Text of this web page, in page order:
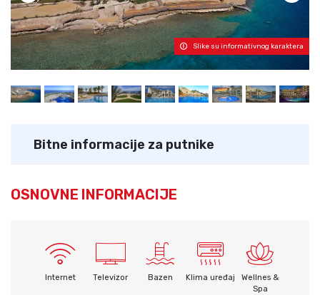
Slike su informativnog karaktera
Bitne informacije za putnike
OSNOVNE INFORMACIJE
Internet Televizor Bazen Klima uređaj
Wellnes &
Spa